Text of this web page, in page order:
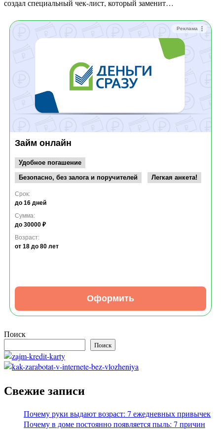
создал специальный чек-лист, который заменит…
Реклама
Займ онлайн
Удобное погашение
Безопасно, без залога и поручителей
Легкая анкета!
Срок:
до 16 дней
Сумма:
до 30000 ₽
Возраст:
от 18 до 80 лет
Оформить
Поиск
Поиск
Свежие записи
Почему руки выдают возраст: 7 ежедневных привычек
Почему в доме постоянно появляется пыль: 7 причин